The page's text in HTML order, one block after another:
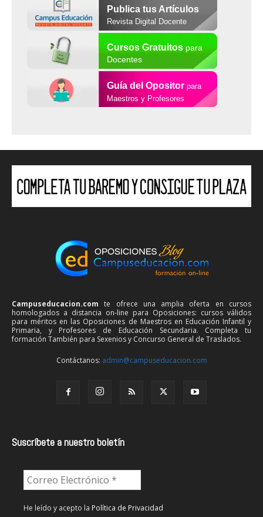
Publica tus Artículos
Revista Digital Docente
Cursos Gratuitospara
Docentes
Guía del Opositor para
Maestros y Profesores
Campuseducacion.com te ofrece una amplia oferta en cursos
homologados a distancia on-line para Oposiciones: cursos válidos
para méritos en las Oposiciones de Maestros en Educación Infantil y
Primaria, y Profesores de Educación Secundaria. Completa tu
formación También para Sexenios y Concurso General de Traslados.
Contáctanos: admin@campuseducacion.com
Suscríbete a nuestro boletín
He leído y acepto la Política de Privacidad